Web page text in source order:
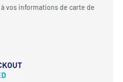
vos informations de carte de